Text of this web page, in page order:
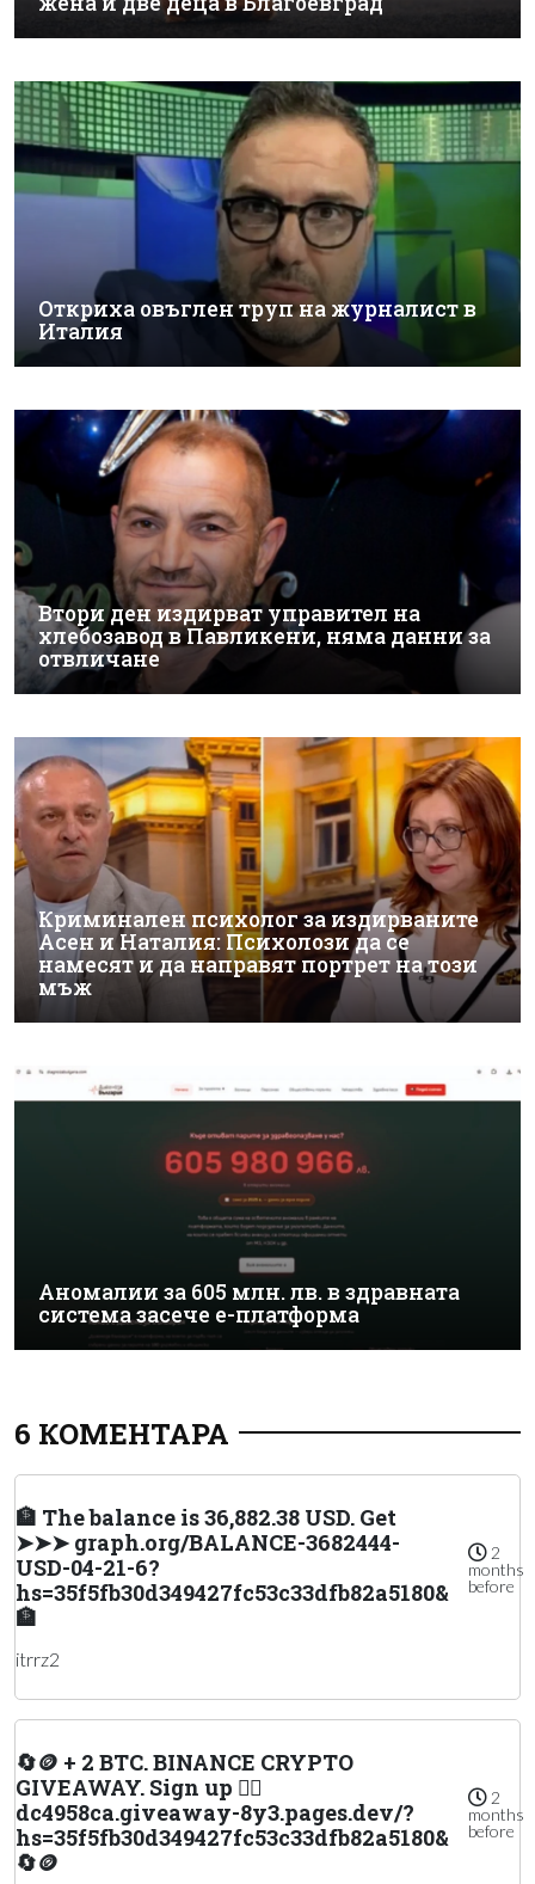
Откриха овъглен труп на журналист в
Италия
Втори ден издирват управител на
хлебозавод в Павликени, няма данни за
отвличане
Криминален психолог за издирваните
Асен и Наталия: Психолози да се
намесят и да направят портрет на този
мъж
Аномалии за 605 млн. лв. в здравната
система засече е-платформа
6 КОМЕНТАРА
🏦 The balance is 36,882.38 USD. Get
➤➤➤ graph.org/BALANCE-3682444-
USD-04-21-6?
hs=35f5fb30d349427fc53c33dfb82a5180&
🏦
2
months
before
itrrz2
🔄🪙 + 2 BTC. BINANCE CRYPTO
GIVEAWAY. Sign up 👉🏽
dc4958ca.giveaway-8y3.pages.dev/?
hs=35f5fb30d349427fc53c33dfb82a5180&
🔄🪙
2
months
before